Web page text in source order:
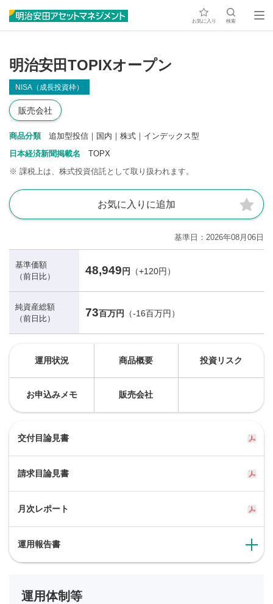
お気に入り 検索
明治安田TOPIXオープン
NISA（成長投資枠）
販売会社
商品分類
追加型投信｜国内｜株式｜インデックス型
日本経済新聞掲載名
TOPX
※ 課税上は、株式投資信託として取り扱われます。
お気に入りに追加
基準日 2026年08月06日
基準価額
（前日比）
48,949 円 （+120円）
純資産総額
（前日比）
73百万円 （-16百万円）
運用状況 商品概要 投資リスク
お申込みメモ 販売会社
交付目論見書
請求目論見書
月次レポート
運用報告書
運用体制等